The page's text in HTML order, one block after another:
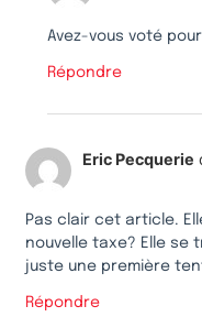
Avez-vous voté
Répondre
Eric Pecquerie
Pas clair cet article.
nouvelle taxe? Elle se
juste une première
Répondre